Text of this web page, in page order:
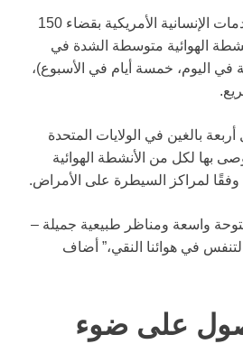
تنصح وزارة الصحة والخدمات الإنسانية الأمريكية بقضاء 150
الهوائية متوسطة الشدة في
(حوالي 30 دقيقة في اليوم، خمسة أيام في الأسبوع)،
بالغين في الولايات المتحدة
بها لكل من الأنشطة الهوائية
وفقًا لمراكز السيطرة على الأمراض.
واسعة ومناظر طبيعية جميلة –
في هوائنا النقي،” أضاف
على ضوء